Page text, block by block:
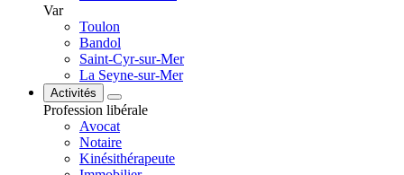
Var
Toulon
Bandol
Saint-Cyr-sur-Mer
La Seyne-sur-Mer
Activités
Profession libérale
Avocat
Notaire
Kinésithérapeute